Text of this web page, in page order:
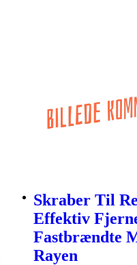
Skraber Til
Effektiv
Fastbrændte
Rayen